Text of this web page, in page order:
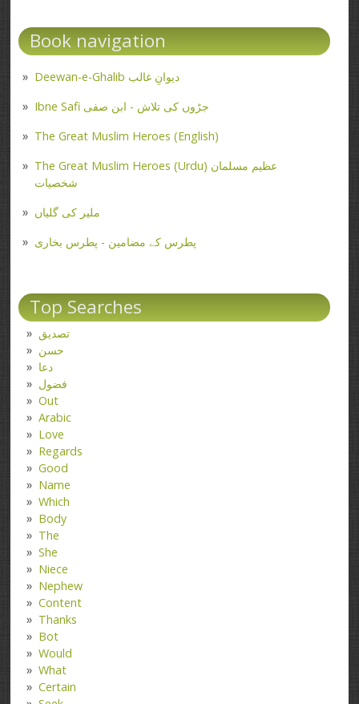
Book navigation
Deewan-e-Ghalib دیوانِ غالب
Ibne Safi جڑوں کی تلاش - ابن صفی
The Great Muslim Heroes (English)
The Great Muslim Heroes (Urdu) عظیم مسلمان
شخصیات
ملیر کی گلیاں
پطرس کے مضامین - پطرس بخاری
Top Searches
تصدیق
حسن
دعا
فضول
Out
Arabic
Love
Regards
Good
Name
Which
Body
The
She
Niece
Nephew
Content
Thanks
Bot
Would
What
Certain